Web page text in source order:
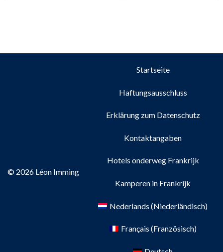
© 2026 Léon Imming
Startseite
Haftungsausschluss
Erklärung zum Datenschutz
Kontaktangaben
Hotels onderweg Frankrijk
Kamperen in Frankrijk
Nederlands (Niederländisch)
Français (Französisch)